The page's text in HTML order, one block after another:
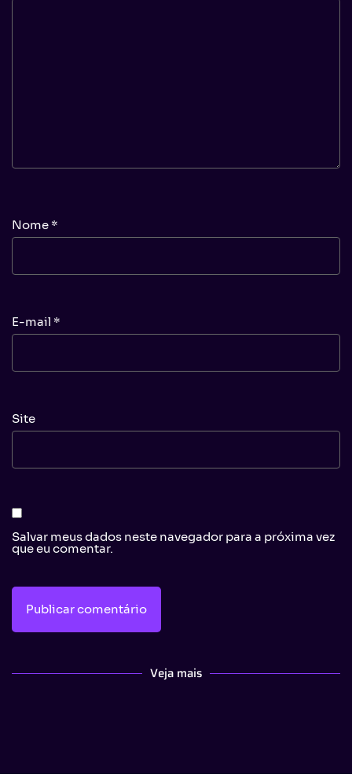
Nome *
E-mail *
Site
Salvar meus dados neste navegador para a próxima vez
que eu comentar.
Veja mais